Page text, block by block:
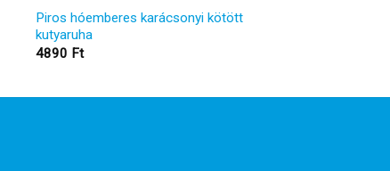
Piros hóemberes karácsonyi kötött
kutyaruha
4890 Ft